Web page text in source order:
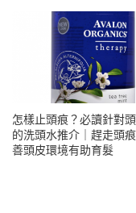
怎樣止頭痕？必讀針對
的洗頭水推介｜趕走頭
善頭皮環境有助育髮